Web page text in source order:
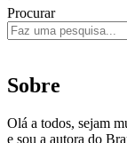
Procurar
Sobre
Olá a todos, sejam
e sou a autora do